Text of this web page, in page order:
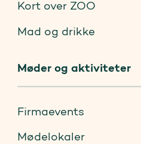
Kort over ZOO
Mad og drikke
Møder og aktiviteter
Firmaevents
Mødelokaler